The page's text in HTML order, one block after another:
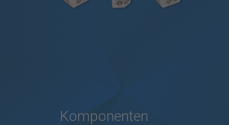
Komponenten